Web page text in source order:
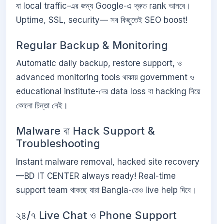
যা local traffic-এর জন্য Google-এ দ্রুত rank আনবে।
Uptime, SSL, security— সব কিছুতেই SEO boost!
Regular Backup & Monitoring
Automatic daily backup, restore support, ও
advanced monitoring tools থাকায় government ও
educational institute-দের data loss বা hacking নিয়ে
কোনো চিন্তা নেই।
Malware বা Hack Support &
Troubleshooting
Instant malware removal, hacked site recovery
—BD IT CENTER always ready! Real-time
support team থাকছে যারা Bangla-তেও live help দিবে।
২৪/৭ Live Chat ও Phone Support